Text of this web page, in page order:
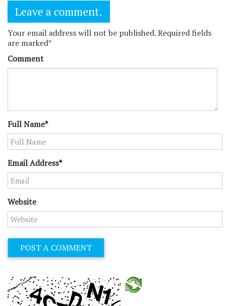
Leave a comment.
Your email address will not be published. Required fields
are marked*
Comment
Full Name*
Email Address*
Website